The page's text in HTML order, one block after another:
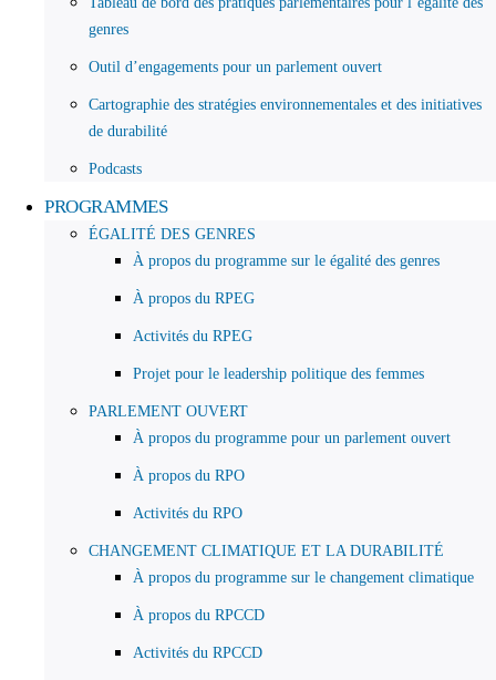
genres
Outil d’engagements pour un parlement ouvert
Cartographie des stratégies environnementales et des initiatives
de durabilité
Podcasts
PROGRAMMES
ÉGALITÉ DES GENRES
À propos du programme sur le égalité des genres
À propos du RPEG
Activités du RPEG
Projet pour le leadership politique des femmes
PARLEMENT OUVERT
À propos du programme pour un parlement ouvert
À propos du RPO
Activités du RPO
CHANGEMENT CLIMATIQUE ET LA DURABILITÉ
À propos du programme sur le changement climatique
À propos du RPCCD
Activités du RPCCD